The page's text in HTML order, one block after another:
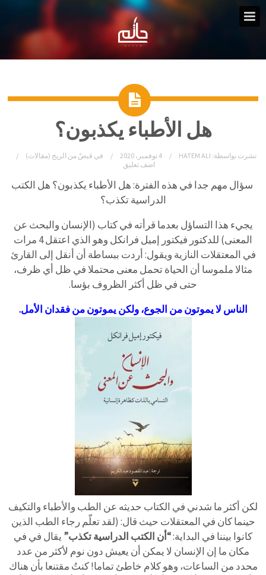
هل الأطباء يكذبون؟
نشرت بواسطة: HATEM ALI 4 نوفمبر، 2020 في قبضٌ من الريح (مقالات)
اضف تعليق
سؤال مهم جدا في هذه الفترة: هل الأطباء يكذبون؟ هل الكتب
الدراسية تكذب؟
يجيء هذا التساؤل بعدما قرأته في كتاب (الإنسان والبحث عن
المعنى) للدكتور فيكتور إميل فرانكل وهو الذي اعتقل 4 مرات
في المعتقلات النازية ويقول: أردت ببساطة أن أنقل إلى القارئ
مثالا ملموسا أن الحياة تحمل معنى محتملا في ظل أي ظرف،
حتى في ظل أكثر الظروف بؤسا.
الناس لا يموتون من الجوع، ولكن يموتون من فقدان الأمل.
لكن أكثر ما شدني في الكتاب حديثه عن الطب والأطباء والتكيف
حينما كان في المعتقلات حيث قال: (لقد تعلّم رجاء الطب الذين
كانوا بيننا في البداية:“أن الكتب الدراسية تكذب” يقال في في
مكان ما إن الإنسان لا يمكن أن يعيش دون نوم لأكثر من عدد
محدد من الساعات، وهو كلام خاطئ تماما! كنتُ مقتنعا بأن هناك